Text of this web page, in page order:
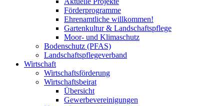
Förderprogramme
Ehrenamtliche willkommen!
Gartenkultur & Landschaftspflege
Moor- und Klimaschutz
Bodenschutz (PFAS)
Landschaftspflegeverband
Wirtschaft
Wirtschaftsförderung
Wirtschaftsbeirat
Übersicht
Gewerbevereinigungen